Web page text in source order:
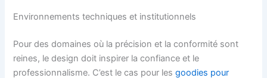
Environnements techniques et institutionnels
Pour des domaines où la précision et la conformité sont
reines, le design doit inspirer la confiance et le
professionnalisme. C’est le cas pour lesgoodies pour